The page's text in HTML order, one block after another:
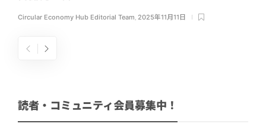
Circular Economy Hub Editorial Team 2025年11月11日
読者・コミュニティ会員募集中！